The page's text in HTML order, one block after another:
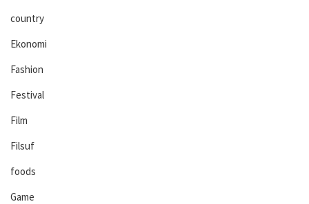
country
Ekonomi
Fashion
Festival
Film
Filsuf
foods
Game